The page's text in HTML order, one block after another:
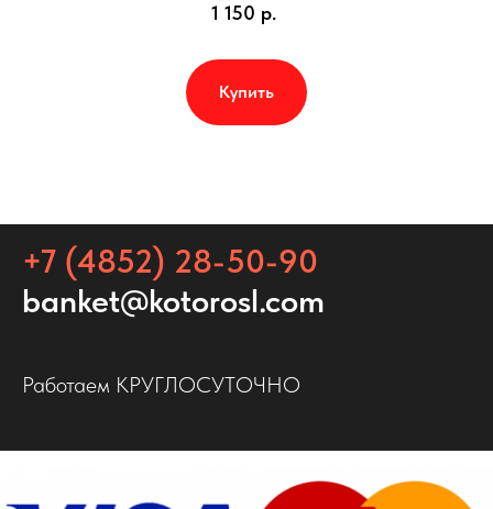
1 150 р.
Купить
+7 (4852) 28-50-90
banket@kotorosl.com
Работаем КРУГЛОСУТОЧНО